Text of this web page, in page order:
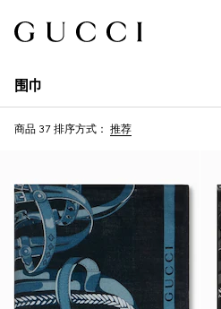
围巾
商品 37 排序方式： 推荐